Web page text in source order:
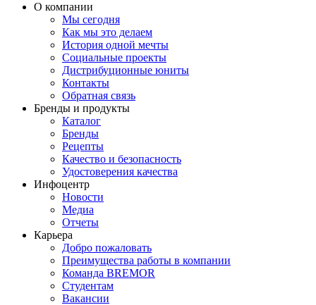
О компании
Мы сегодня
Как мы это делаем
История одной мечты
Социальные проекты
Дистрибуционные юниты
Контакты
Обратная связь
Бренды и продукты
Каталог
Бренды
Рецепты
Качество и безопасность
Удостоверения качества
Инфоцентр
Новости
Медиа
Отчеты
Карьера
Добро пожаловать
Преимущества работы в компании
Команда BREMOR
Студентам
Вакансии